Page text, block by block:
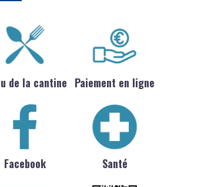
de la cantine Paiement en ligne
Facebook Santé